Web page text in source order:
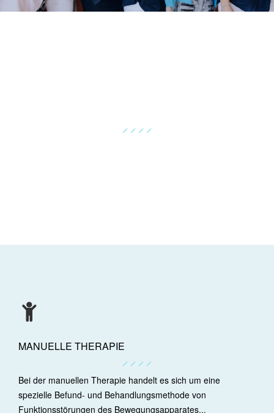
MANUELLE THERAPIE
Bei der manuellen Therapie handelt es sich um eine
spezielle Befund- und Behandlungsmethode von
Funktionsstörungen des Bewegungsapparates...